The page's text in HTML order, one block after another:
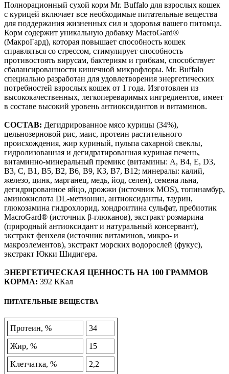
Полнорационный сухой корм Mr. Buffalo для взрослых кошек
с курицей включает все необходимые питательные вещества
для поддержания жизненных сил и здоровья вашего питомца.
Корм содержит уникальную добавку MacroGard®
(МакроГард), которая повышает способность кошек
справляться со стрессом, стимулирует способность
противостоять вирусам, бактериям и грибкам, способствует
сбалансированности кишечной микрофлоры. Mr. Buffalo
специально разработан для удовлетворения энергетических
потребностей взрослых кошек от 1 года. Изготовлен из
высококачественных, легкопереваримых ингредиентов, имеет
в составе высокий уровень антиоксидантов и витаминов.
СОСТАВ: Дегидрированное мясо курицы (34%),
цельнозерновой рис, маис, протеин растительного
происхождения, жир куриный, пульпа сахарной свеклы,
гидролизованная и дегидратированная куриная печень,
витаминно-минеральный премикс (витамины: А, В4, Е, D3,
В3, С, В1, В5, В2, В6, В9, К3, В7, В12; минералы: калий,
железо, цинк, марганец, медь, йод, селен), семена льна,
дегидрированное яйцо, дрожжи (источник MOS), топинамбур,
аминокислота DL-метионин, антиоксиданты, таурин,
глюкозамина гидрохлорид, хондроитина сульфат, пребиотик
MacroGard® (источник β-глюканов), экстракт розмарина
(природный антиоксидант и натуральный консервант),
экстракт фенхеля (источник витаминов, микро- и
макроэлементов), экстракт морских водорослей (фукус),
экстракт Юкки Шидигера.
ЭНЕРГЕТИЧЕСКАЯ ЦЕННОСТЬ НА 100 ГРАММОВ
КОРМА: 392 ККал
ПИТАТЕЛЬНЫЕ ВЕЩЕСТВА
Протеин, % 34
Жир, % 15
Клетчатка, % 2,2